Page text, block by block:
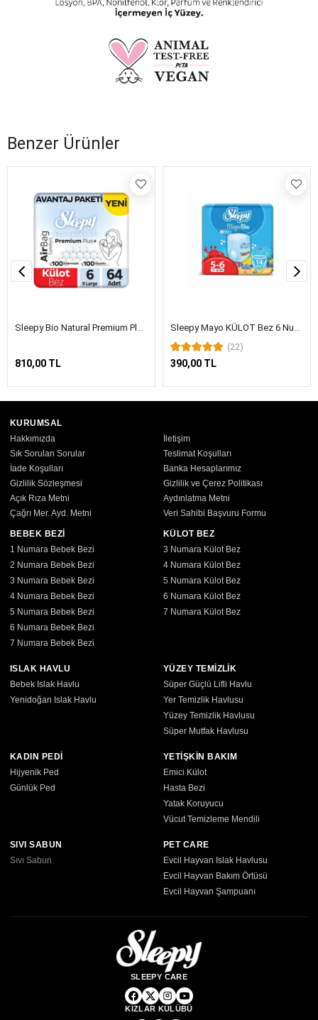
Benzer Ürünler
810,00 TL
(22)
390,00 TL
KURUMSAL
Hakkımızda
İletişim
Sık Sorulan Sorular
Teslimat Koşulları
İade Koşulları
Banka Hesaplarımız
Gizlilik Sözleşmesi
Gizlilik ve Çerez Politikası
Açık Rıza Metni
Aydınlatma Metni
Çağrı Mer. Ayd. Metni
Veri Sahibi Başvuru Formu
BEBEK BEZİ
1 Numara Bebek Bezi
2 Numara Bebek Bezi
3 Numara Bebek Bezi
4 Numara Bebek Bezi
5 Numara Bebek Bezi
6 Numara Bebek Bezi
7 Numara Bebek Bezi
KÜLOT BEZ
3 Numara Külot Bez
4 Numara Külot Bez
5 Numara Külot Bez
6 Numara Külot Bez
7 Numara Külot Bez
ISLAK HAVLU
Bebek Islak Havlu
Yenidoğan Islak Havlu
YÜZEY TEMİZLİK
Süper Güçlü Lifli Havlu
Yer Temizlik Havlusu
Yüzey Temizlik Havlusu
Süper Mutfak Havlusu
KADIN PEDİ
Hijyenik Ped
Günlük Ped
YETİŞKİN BAKIM
Emici Külot
Hasta Bezi
Yatak Koruyucu
Vücut Temizleme Mendili
SIVI SABUN
Sıvı Sabun
PET CARE
Evcil Hayvan Islak Havlusu
Evcil Hayvan Bakım Örtüsü
Evcil Hayvan Şampuanı
SLEEPY CARE
KIZLAR KULÜBÜ